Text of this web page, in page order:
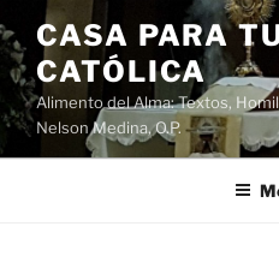
Saltar
al
contenido
CASA PARA
CATÓLICA
Alimento del Alma: Textos,
Nelson Medina, O.P.